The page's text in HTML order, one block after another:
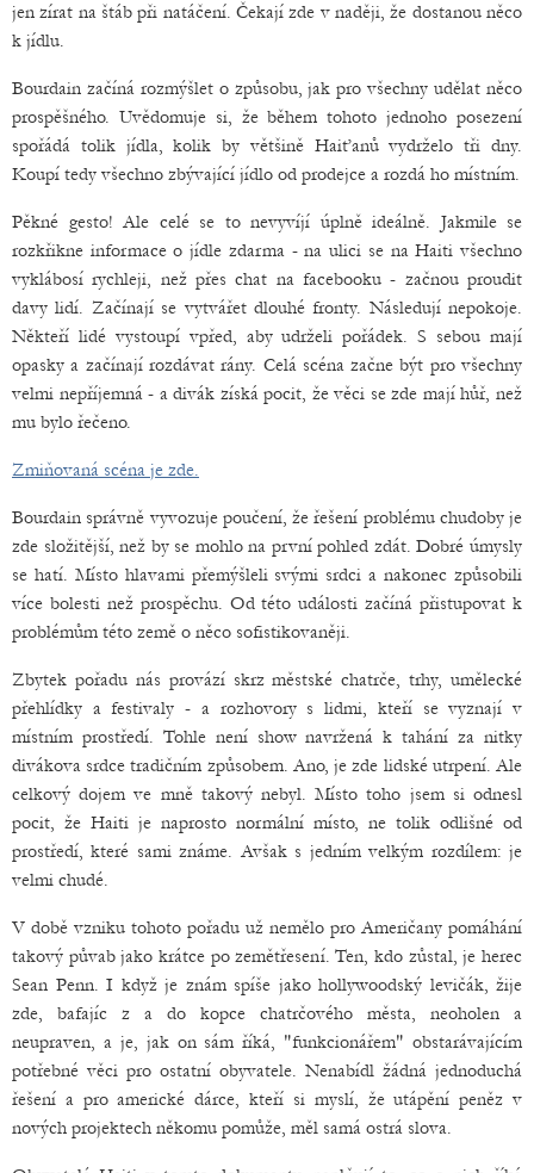
jen zírat na štáb při natáčení. Čekají zde v naději, že dostanou něco
k jídlu.
Bourdain začíná rozmýšlet o způsobu, jak pro všechny udělat něco
prospěšného. Uvědomuje si, že během tohoto jednoho posezení
spořádá tolik jídla, kolik by většině Haiťanů vydrželo tři dny.
Koupí tedy všechno zbývající jídlo od prodejce a rozdá ho místním.
Pěkné gesto! Ale celé se to nevyvíjí úplně ideálně. Jakmile se
rozkřikne informace o jídle zdarma - na ulici se na Haiti všechno
vyklábosí rychleji, než přes chat na facebooku - začnou proudit
davy lidí. Začínají se vytvářet dlouhé fronty. Následují nepokoje.
Někteří lidé vystoupí vpřed, aby udrželi pořádek. S sebou mají
opasky a začínají rozdávat rány. Celá scéna začne být pro všechny
velmi nepříjemná - a divák získá pocit, že věci se zde mají hůř, než
mu bylo řečeno.
Zmiňovaná scéna je zde.
Bourdain správně vyvozuje poučení, že řešení problému chudoby je
zde složitější, než by se mohlo na první pohled zdát. Dobré úmysly
se hatí. Místo hlavami přemýšleli svými srdci a nakonec způsobili
více bolesti než prospěchu. Od této události začíná přistupovat k
problémům této země o něco sofistikovaněji.
Zbytek pořadu nás provází skrz městské chatrče, trhy, umělecké
přehlídky a festivaly - a rozhovory s lidmi, kteří se vyznají v
místním prostředí. Tohle není show navržená k tahání za nitky
divákova srdce tradičním způsobem. Ano, je zde lidské utrpení. Ale
celkový dojem ve mně takový nebyl. Místo toho jsem si odnesl
pocit, že Haiti je naprosto normální místo, ne tolik odlišné od
prostředí, které sami známe. Avšak s jedním velkým rozdílem: je
velmi chudé.
V době vzniku tohoto pořadu už nemělo pro Američany pomáhání
takový půvab jako krátce po zemětřesení. Ten, kdo zůstal, je herec
Sean Penn. I když je znám spíše jako hollywoodský levičák, žije
zde, bafajíc z a do kopce chatrčového města, neoholen a
neupraven, a je, jak on sám říká, "funkcionářem" obstarávajícím
potřebné věci pro ostatní obyvatele. Nenabídl žádná jednoduchá
řešení a pro americké dárce, kteří si myslí, že utápění peněz v
nových projektech někomu pomůže, měl samá ostrá slova.